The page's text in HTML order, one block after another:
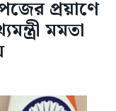
প্রয়াণে
মমতা